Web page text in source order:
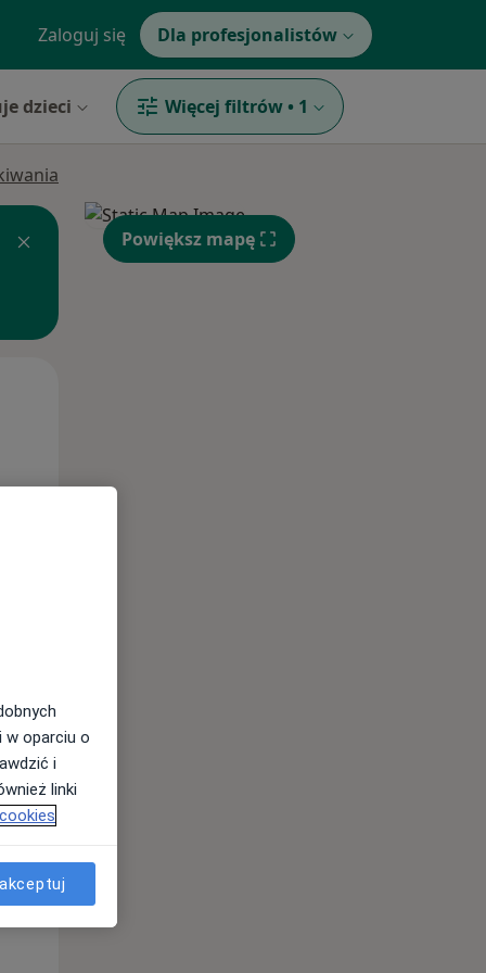
Zaloguj się Dla profesjonalistów
dzieci Więcej filtrów • 1
Śr,
12 Sie
Powiększ mapę
w oparciu o
i
linki